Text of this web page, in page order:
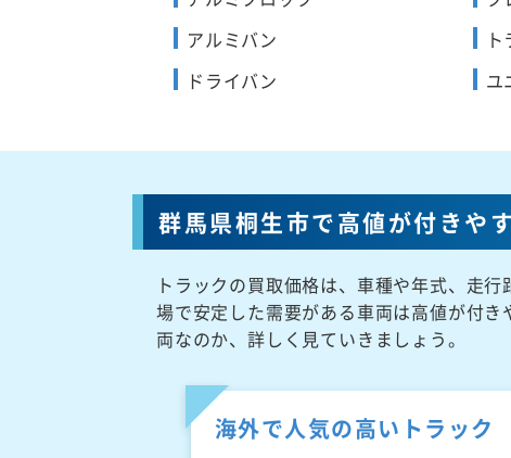
アルミバン
ドライバン
ユ
群馬県桐生市で高値が付きや
トラックの買取価格は、車種や年式、走
場で安定した需要がある車両は高値が付
両なのか、詳しく見ていきましょう。
海外で人気の高いトラック